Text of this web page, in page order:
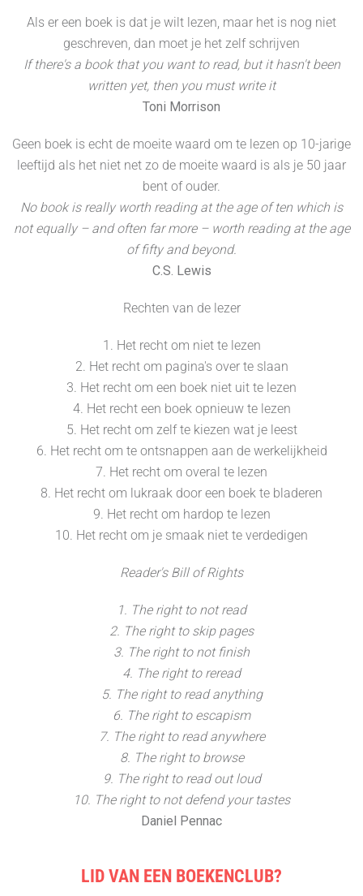
Als er een boek is dat je wilt lezen, maar het is nog niet
geschreven, dan moet je het zelf schrijven
If there's a book that you want to read, but it hasn't been
written yet, then you must write it
Toni Morrison
Geen boek is echt de moeite waard om te lezen op 10-jarige
leeftijd als het niet net zo de moeite waard is als je 50 jaar
bent of ouder.
No book is really worth reading at the age of ten which is
not equally – and often far more – worth reading at the age
of fifty and beyond.
C.S. Lewis
Rechten van de lezer
1. Het recht om niet te lezen
2. Het recht om pagina's over te slaan
3. Het recht om een boek niet uit te lezen
4. Het recht een boek opnieuw te lezen
5. Het recht om zelf te kiezen wat je leest
6. Het recht om te ontsnappen aan de werkelijkheid
7. Het recht om overal te lezen
8. Het recht om lukraak door een boek te bladeren
9. Het recht om hardop te lezen
10. Het recht om je smaak niet te verdedigen
Reader's Bill of Rights
1. The right to not read
2. The right to skip pages
3. The right to not finish
4. The right to reread
5. The right to read anything
6. The right to escapism
7. The right to read anywhere
8. The right to browse
9. The right to read out loud
10. The right to not defend your tastes
Daniel Pennac
LID VAN EEN BOEKENCLUB?